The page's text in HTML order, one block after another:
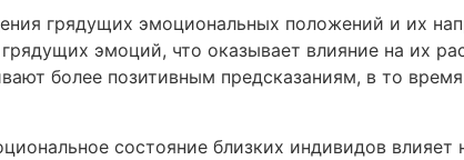
грядущих эмоциональных положений и их
эмоций, что оказывает влияние на их
более позитивным предсказаниям, в то
состояние близких индивидов влияет